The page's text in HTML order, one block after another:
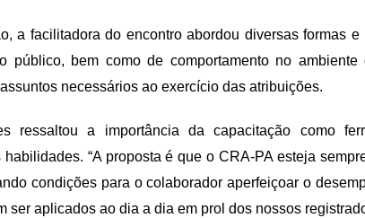
a facilitadora do encontro abordou diversas formas
público, bem como de comportamento no
necessários ao exercício das atribuições.
ressaltoua importância da capacitação como
habilidades. “A proposta é que o CRA-PAesteja
condições para o colaborador aperfeiçoar o
ser aplicados ao dia a dia em prol dos nossos